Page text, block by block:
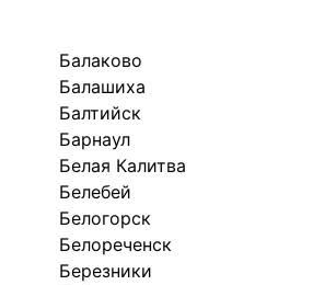
Балаково
Балашиха
Балтийск
Барнаул
Белая Калитва
Белебей
Белогорск
Белореченск
Березники